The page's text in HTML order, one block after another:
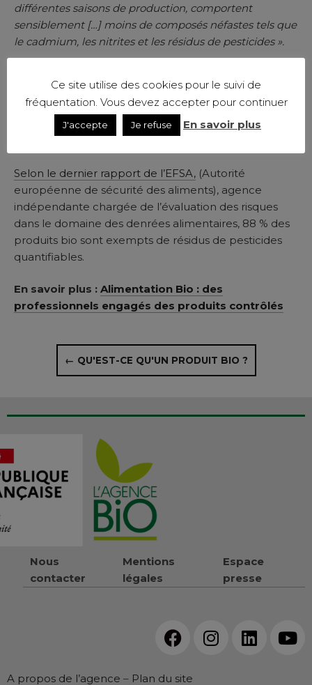
différentes saisons de production, comportent
sensiblement […] moins de composés néfastes tels que
le cadmium, les nitrites et les résidus de pesticides ».
contaminants dans des aliments bios. Elles sont bien
sûr toutes inférieures aux Limites Maximales de
Résidus (LMR) fixées par la réglementation
européenne.
Selon le dernier rapport de l’EFSA, (Autorité
européenne de sécurité des aliments), agence
indépendante chargée de l’évaluation des risques
dans le domaine des denrées alimentaires, 88 % des
produits bio sont exempts de résidus de pesticides
quantifiables.
En savoir plus : Alimentation Bio : des
professionnels engagés des produits contrôlés
← QU'EST-CE QU'UN PRODUIT BIO ?
Nous
contacter
Mentions
légales
Espace
presse
A propos de l’agence – Plan du site
Ce site utilise des cookies pour le suivi de
fréquentation. Vous devez accepter pour continuer
J'accepte Je refuse En savoir plus